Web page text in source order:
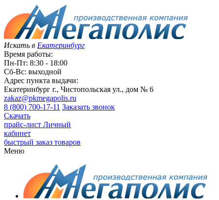
Искать в Екатеринбург
Время работы:
Пн-Пт: 8:30 - 18:00
Сб-Вс: выходной
Адрес пункта выдачи:
Екатеринбург г., Чистопольская ул., дом № 6
zakaz@pkmegapolis.ru
8 (800) 700-17-11 Заказать звонок
Скачать
прайс-лист Личный
кабинет
быстрый заказ товаров
Меню